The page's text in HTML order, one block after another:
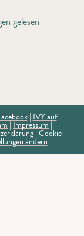
gelesen
|IVY auf
| Impressum |
|Cookie-
ändern